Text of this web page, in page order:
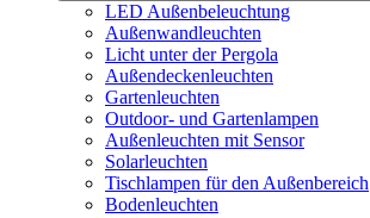
LED Außenbeleuchtung
Außenwandleuchten
Licht unter der Pergola
Außendeckenleuchten
Gartenleuchten
Outdoor- und Gartenlampen
Außenleuchten mit Sensor
Solarleuchten
Tischlampen für den Außenbereich
Bodenleuchten